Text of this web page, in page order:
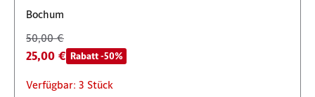
Bochum
50,00 €
25,00 € Rabatt -50%
Verfügbar: 3 Stück